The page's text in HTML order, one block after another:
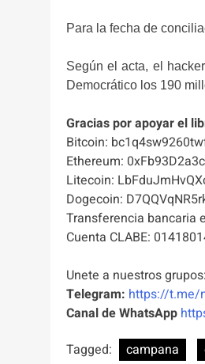
Para la fecha de
Según el acta, el
Democrático los 190
Gracias por apoyar el
Bitcoin:
Ethereum:
Litecoin:
Dogecoin:
Transferencia bancaria
Cuenta CLABE:
Unete a nuestros grupos:
Telegram: https://t.me/
Canal de WhatsApp
Tagged:
campana